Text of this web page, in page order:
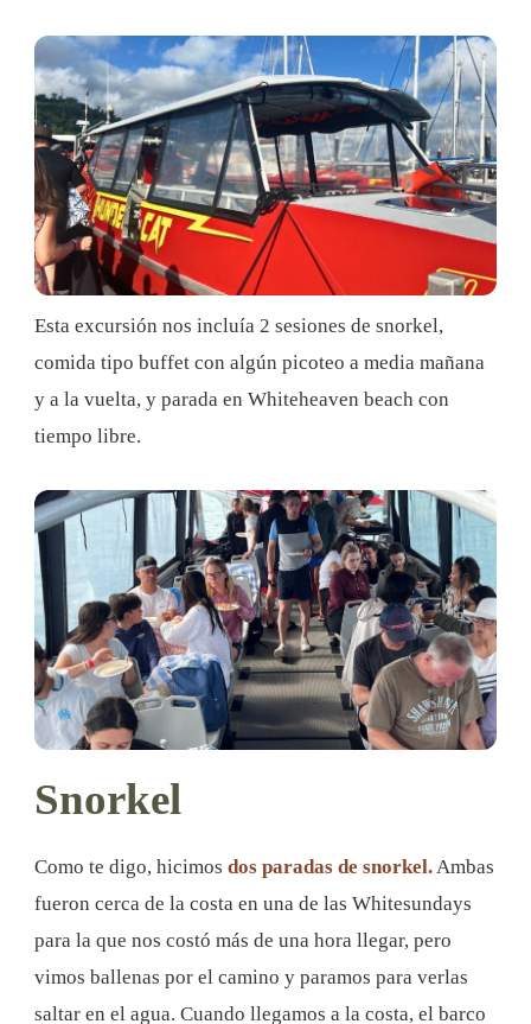
Esta excursión nos incluía 2 sesiones de snorkel,
comida tipo buffet con algún picoteo a media mañana
y a la vuelta, y parada en Whiteheaven beach con
tiempo libre.
Snorkel
Como te digo, hicimos dos paradas de snorkel.Ambas
fueron cerca de la costa en una de las Whitesundays
para la que nos costó más de una hora llegar, pero
vimos ballenas por el camino y paramos para verlas
saltar en el agua. Cuando llegamos a la costa, el barco